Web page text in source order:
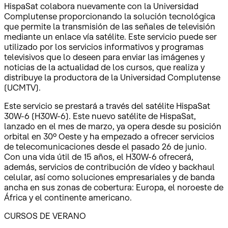
HispaSat colabora nuevamente con la Universidad
Complutense proporcionando la solución tecnológica
que permite la transmisión de las señales de televisión
mediante un enlace vía satélite. Este servicio puede ser
utilizado por los servicios informativos y programas
televisivos que lo deseen para enviar las imágenes y
noticias de la actualidad de los cursos, que realiza y
distribuye la productora de la Universidad Complutense
(UCMTV).
Este servicio se prestará a través del satélite HispaSat
30W-6 (H30W-6). Este nuevo satélite de HispaSat,
lanzado en el mes de marzo, ya opera desde su posición
orbital en 30º Oeste y ha empezado a ofrecer servicios
de telecomunicaciones desde el pasado 26 de junio.
Con una vida útil de 15 años, el H30W-6 ofrecerá,
además, servicios de contribución de vídeo y backhaul
celular, así como soluciones empresariales y de banda
ancha en sus zonas de cobertura: Europa, el noroeste de
África y el continente americano.
CURSOS DE VERANO